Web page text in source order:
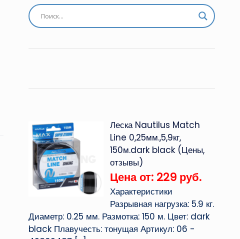
Леска Nautilus Match
Line 0,25мм.,5,9кг,
150м.dark black (Цены,
отзывы)
Цена от: 229 руб.
Характеристики
Разрывная нагрузка: 5.9 кг.
Диаметр: 0.25 мм. Размотка: 150 м. Цвет: dark
black Плавучесть: тонущая Артикул: 06 -